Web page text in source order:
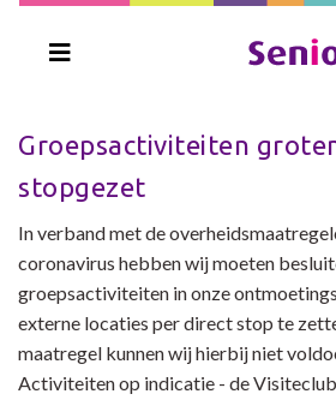
Groepsactiviteiten
stopgezet
In verband met de
coronavirus hebben wij moeten
groepsactiviteiten in onze
externe locaties per direct stop te
maatregel kunnen wij hierbij niet
Activiteiten op indicatie - de